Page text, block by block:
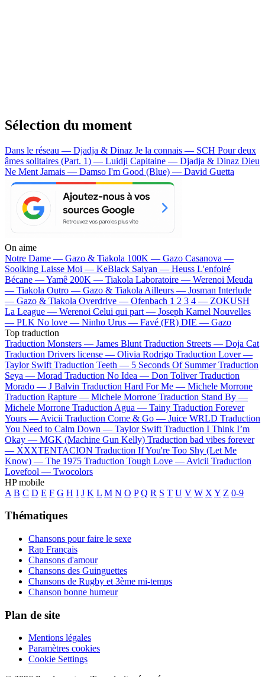
Sélection du moment
Dans le réseau — Djadja & Dinaz Je la connais — SCH Pour deux
âmes solitaires (Part. 1) — Luidji Capitaine — Djadja & Dinaz Dieu
Ne Ment Jamais — Damso I'm Good (Blue) — David Guetta
On aime
Notre Dame — Gazo & Tiakola 100K — Gazo Casanova —
Soolking Laisse Moi — KeBlack Saiyan — Heuss L'enfoiré
Bécane —Yamê 200K — Tiakola Laboratoire — Werenoi Meuda
— Tiakola Outro — Gazo & Tiakola Ailleurs — Josman Interlude
— Gazo & Tiakola Overdrive — Ofenbach 1 2 3 4 — ZOKUSH
La League — Werenoi Celui qui part — Joseph Kamel Nouvelles
— PLK No love — Ninho Urus — Favé (FR) DIE — Gazo
Top traduction
Traduction Monsters — James Blunt Traduction Streets — Doja Cat
Traduction Drivers license — Olivia Rodrigo Traduction Lover —
Taylor Swift Traduction Teeth — 5 Seconds Of Summer Traduction
Seya — Morad Traduction No Idea — Don Toliver Traduction
Morado — J Balvin Traduction Hard For Me — Michele Morrone
Traduction Rapture — Michele Morrone Traduction Stand By —
Michele Morrone Traduction Agua — Tainy Traduction Forever
Yours — Avicii Traduction Come & Go — Juice WRLD Traduction
You Need to Calm Down — Taylor Swift Traduction I Think I’m
Okay — MGK (Machine Gun Kelly) Traduction bad vibes forever
— XXXTENTACION Traduction If You're Too Shy (Let Me
Know) — The 1975 Traduction Tough Love — Avicii Traduction
Lovefool — Twocolors
HP mobile
A B C D E F G H I J K L M N O P Q R S T U V W X Y Z 0-9
Thématiques
Chansons pour faire le sexe
Rap Français
Chansons d'amour
Chansons des Guinguettes
Chansons de Rugby et 3ème mi-temps
Chanson bonne humeur
Plan de site
Mentions légales
Paramètres cookies
Cookie Settings